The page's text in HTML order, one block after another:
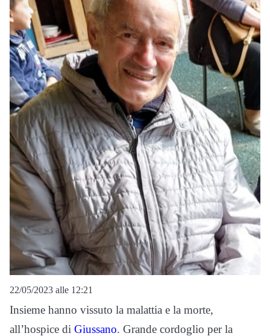
22/05/2023 alle 12:21
Insieme hanno vissuto la malattia e la morte,
all’hospice di Giussano. Grande cordoglio per la